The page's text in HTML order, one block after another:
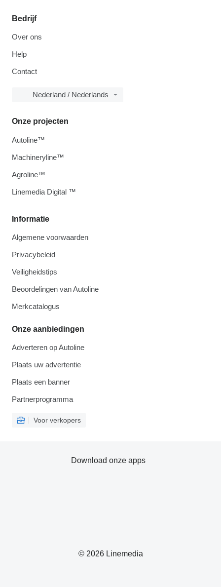
Bedrijf
Over ons
Help
Contact
Nederland / Nederlands
Informatie
Algemene voorwaarden
Privacybeleid
Veiligheidstips
Beoordelingen van Autoline
Merkcatalogus
Onze aanbiedingen
Adverteren op Autoline
Plaats uw advertentie
Plaats een banner
Partnerprogramma
Voor verkopers
Onze projecten
Autoline™
Machineryline™
Agroline™
Linemedia Digital ™
© 2026 Linemedia
Download onze apps